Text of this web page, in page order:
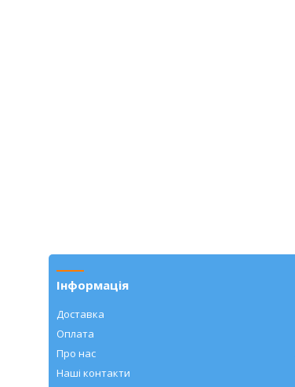
Інформація
Доставка
Оплата
Про нас
Наші контакти